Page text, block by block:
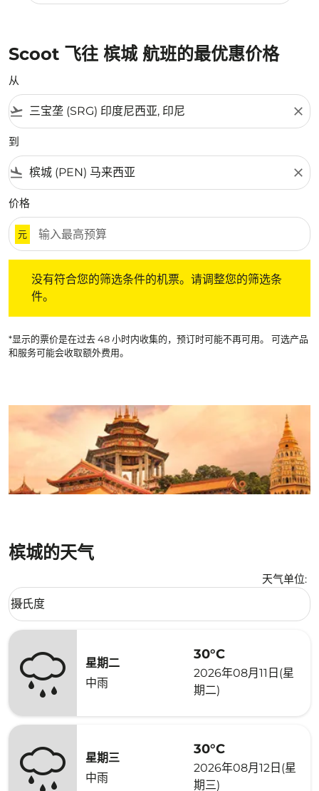
Scoot 飞往 槟城 航班的最优惠价格
从
flight_takeoff close
到
flight_land close
价格
元
没有符合您的筛选条件的机票。请调整您的筛选条
件。
*显示的票价是在过去 48 小时内收集的，预订时可能不再可用。 可选产品
和服务可能会收取额外费用。
槟城的天气
天气单位:
Weather unit option 摄氏度 Selected
摄氏度
keyboard_arrow_down
星期二
中雨
30°C
2026年08月11日(星
期二)
星期三
中雨
30°C
2026年08月12日(星
期三)